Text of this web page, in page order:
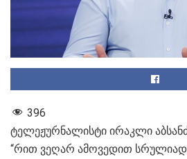
396
ტელეჟურნალისტი ირაკლი
“რით ვეღარ ამოვედით